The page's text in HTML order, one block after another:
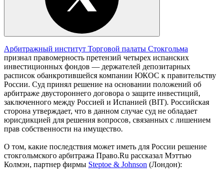
Арбитражный институт Торговой палаты Стокгольма
признал правомерность претензий четырех испанских
инвестиционных фондов — держателей депозитарных
расписок обанкротившейся компании ЮКОС к правительству
России. Суд принял решение на основании положений об
арбитраже двустороннего договора о защите инвестиций,
заключенного между Россией и Испанией (BIT). Российская
сторона утверждает, что в данном случае суд не обладает
юрисдикцией для решения вопросов, связанных с лишением
прав собственности на имущество.
О том, какие последствия может иметь для России решение
стокгольмского арбитража Право.Ru рассказал Мэттью
Колмэн, партнер фирмы Steptoe & Johnson (Лондон):